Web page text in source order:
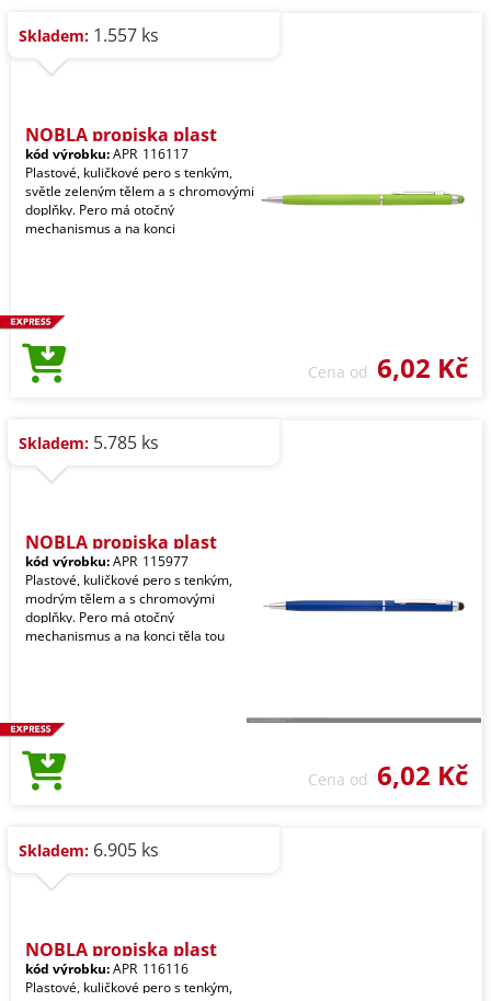
Skladem: 1.557 ks
NOBLA propiska plast
kód výrobku:APR_116117
Plastové, kuličkové pero s tenkým,
světle zeleným tělem a s chromovými
doplňky. Pero má otočný
mechanismus a na konci
Cena od 6,02 Kč
Skladem: 5.785 ks
NOBLA propiska plast
kód výrobku:APR_115977
Plastové, kuličkové pero s tenkým,
modrým tělem a s chromovými
doplňky. Pero má otočný
mechanismus a na konci těla tou
Cena od 6,02 Kč
Skladem: 6.905 ks
NOBLA propiska plast
kód výrobku:APR_116116
Plastové, kuličkové pero s tenkým,